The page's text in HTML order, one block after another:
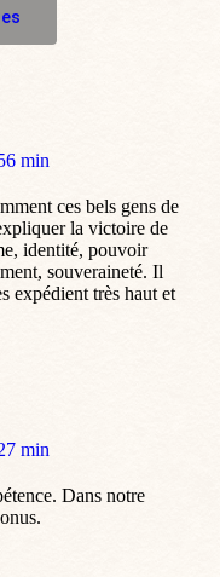
min
ces bels gens de
la victoire de
identité, pouvoir
souveraineté. Il
expédient très haut et
min
Dans notre